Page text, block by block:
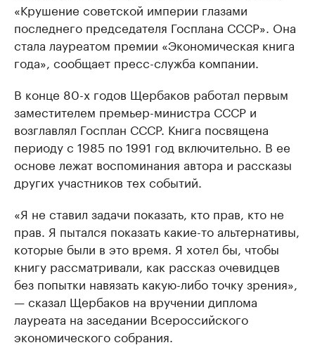
«Крушение советской империи глазами
последнего председателя Госплана СССР». Она
стала лауреатом премии «Экономическая книга
года», сообщает пресс-служба компании.
В конце 80-х годов Щербаков работал первым
заместителем премьер-министра СССР и
возглавлял Госплан СССР. Книга посвящена
периоду с 1985 по 1991 год включительно. В ее
основе лежат воспоминания автора и рассказы
других участников тех событий.
«Я не ставил задачи показать, кто прав, кто не
прав. Я пытался показать какие-то альтернативы,
которые были в это время. Я хотел бы, чтобы
книгу рассматривали, как рассказ очевидцев
без попытки навязать какую-либо точку зрения»,
— сказал Щербаков на вручении диплома
лауреата на заседании Всероссийского
экономического собрания.